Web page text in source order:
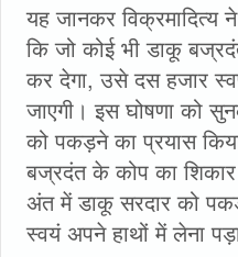
यह जानकर विक्रमादित्य ने
कि जो कोई भी डाकू
कर देगा, उसे दस हजार
जाएगी। इस घोषणा को
को पकड़ने का प्रयास
बज्रदंत के कोप का
अंत में डाकू सरदार को
स्वयं अपने हाथों में लेना